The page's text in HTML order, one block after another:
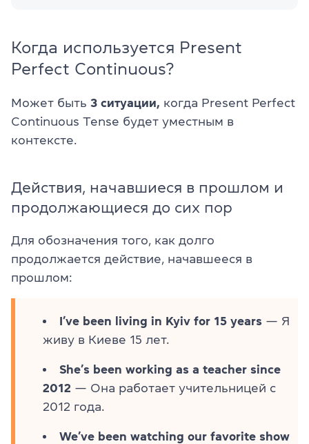
Когда используется Present
Perfect Continuous?
Может быть 3 ситуации, когда Present Perfect
Continuous Tense будет уместным в
контексте.
Действия, начавшиеся в прошлом и
продолжающиеся до сих пор
Для обозначения того, как долго
продолжается действие, начавшееся в
прошлом:
I’ve been living in Kyiv for 15 years — Я
живу в Киеве 15 лет.
She’s been working as a teacher since
2012 — Она работает учительницей с
2012 года.
We’ve been watching our favorite show